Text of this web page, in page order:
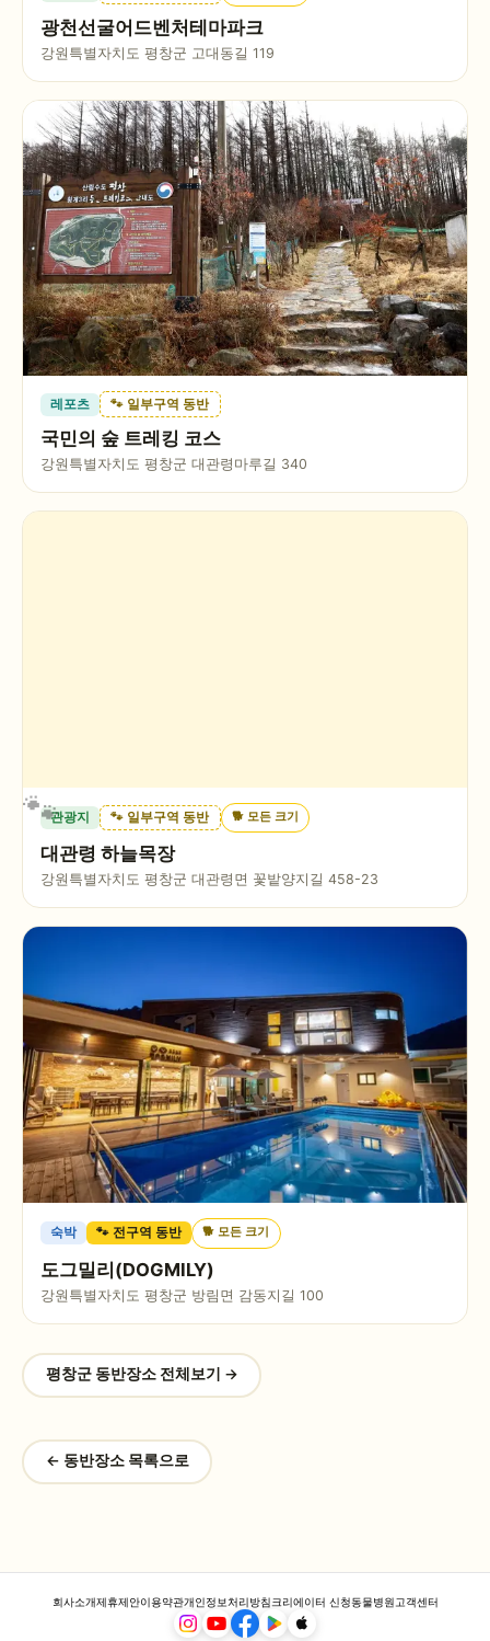
광천선굴어드벤처테마파크
강원특별자치도 평창군 고대동길 119
레포츠 🐾 일부구역 동반
국민의 숲 트레킹 코스
강원특별자치도 평창군 대관령마루길 340
관광지 🐾 일부구역 동반 🐕 모든 크기
대관령 하늘목장
강원특별자치도 평창군 대관령면 꽃밭양지길 458-23
숙박 🐾 전구역 동반 🐕모든 크기
도그밀리(DOGMILY)
강원특별자치도 평창군 방림면 감동지길 100
평창군동반장소 전체보기 →
← 동반장소 목록으로
회사소개제휴제안이용약관개인정보처리방침크리에이터 신청동물병원고객센터